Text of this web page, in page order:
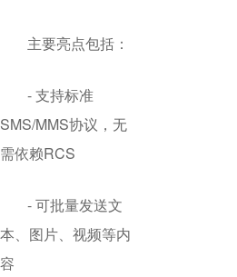
主要亮点包括：
- 支持标准
SMS/MMS协议，无
需依赖RCS
- 可批量发送文
本、图片、视频等内
容